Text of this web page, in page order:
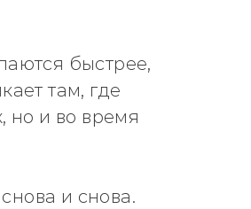
быстрее,
там, где
но и во время
и снова.